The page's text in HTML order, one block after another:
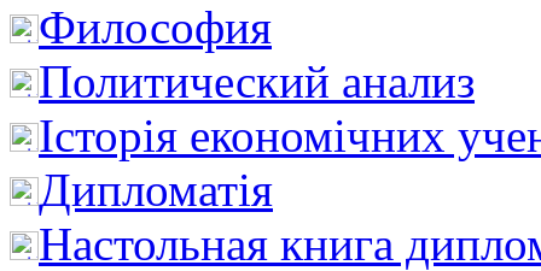
Философия
Политический анализ
Історія економічних
Дипломатія
Настольная книга